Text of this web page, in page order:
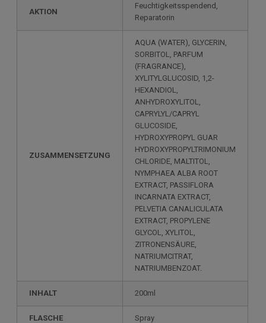
AKTION
Feuchtigkeitsspendend,
Reparatorin
ZUSAMMENSETZUNG
AQUA (WATER), GLYCERIN,
SORBITOL, PARFUM
(FRAGRANCE),
XYLITYLGLUCOSID, 1,2-
HEXANDIOL,
ANHYDROXYLITOL,
CAPRYLYL/CAPRYL
GLUCOSIDE,
HYDROXYPROPYL GUAR
HYDROXYPROPYLTRIMONIUM
CHLORIDE, MALTITOL,
NYMPHAEA ALBA ROOT
EXTRACT, PASSIFLORA
INCARNATA EXTRACT,
PELVETIA CANALICULATA
EXTRACT, PROPYLENE
GLYCOL, XYLITOL,
ZITRONENSÄURE,
NATRIUMCITRAT,
NATRIUMBENZOAT.
INHALT 200ml
FLASCHE Spray